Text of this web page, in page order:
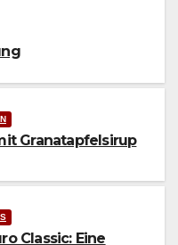
Granatapfelsirup
Classic: Eine